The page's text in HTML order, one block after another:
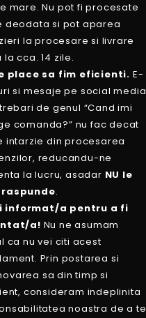
mare. Nu pot fi procesate
deodata si pot aparea
la procesare si livrare
la cca. 14 zile.
place sa fim eficienti. E-
si mesaje pe social media
de genul “Cand imi
comanda?” nu fac decat
intarzie din procesarea
reducandu-ne
la lucru, asadar NU le
raspunde.
informat/a pentru a fi
a! Nu ne asumam
ca nu vei citi acest
Prin postarea si
sa din timp si
consideram indeplinita
noastra de a te